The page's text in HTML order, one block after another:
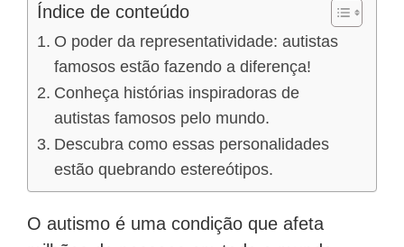
Índice de conteúdo
O poder da representatividade: autistas
famosos estão fazendo a diferença!
Conheça histórias inspiradoras de
autistas famosos pelo mundo.
Descubra como essas personalidades
estão quebrando estereótipos.
O autismo é uma condição que afeta